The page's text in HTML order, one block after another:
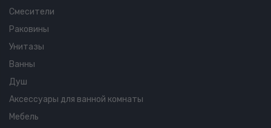
Смесители
Раковины
Унитазы
Ванны
Душ
Аксессуары для ванной комнаты
Мебель